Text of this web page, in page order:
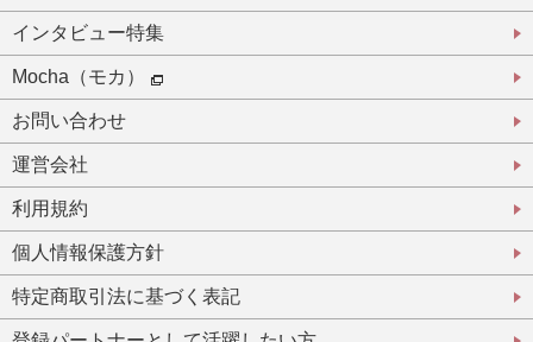
インタビュー特集
Mocha（モカ）
お問い合わせ
運営会社
利用規約
個人情報保護方針
特定商取引法に基づく表記